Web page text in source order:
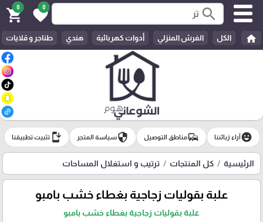
search
0
favorite
0
shopping_cart
home الكل الفرش المنزلي أدوات كهربائية هندي طناجر و قلايات
emoji_emotionsآراء زبائننا commuteمناطق التوصيل securityسياسة المتجر install_mobile تثبيت تطبيقنا
الرئيسية كل المنتجات ترتيب و استغلال المساحات
علبة بقوليات زجاجية بغطاء خشب بامبو
علبة بقوليات زجاجية بغطاء خشب بامبو